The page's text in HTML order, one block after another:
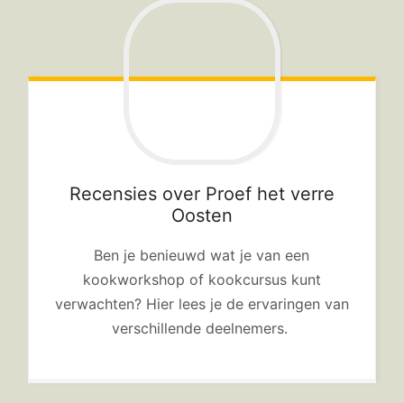
Hotspots en blogs
Recensies over Proef het verre
Oosten
Ben je benieuwd wat je van een
kookworkshop of kookcursus kunt
verwachten? Hier lees je de ervaringen van
verschillende deelnemers.